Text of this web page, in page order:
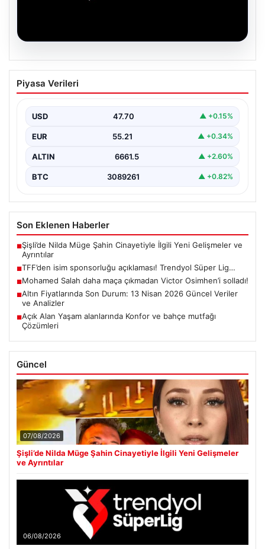
TFF’den isim sponsorluğu açıklaması!
Trendyol Süper Lig…
Piyasa Verileri
USD 47.70 ▲ +0.15%
EUR 55.21 ▲ +0.34%
ALTIN 6661.5 ▲ +2.60%
BTC 3089261 ▲ +0.82%
Son Eklenen Haberler
■Şişli’de Nilda Müge Şahin Cinayetiyle İlgili Yeni Gelişmeler ve
Ayrıntılar
■TFF’den isim sponsorluğu açıklaması! Trendyol Süper Lig…
■Mohamed Salah daha maça çıkmadan Victor Osimhen’i solladı!
■Altın Fiyatlarında Son Durum: 13 Nisan 2026 Güncel Veriler
ve Analizler
■Açık Alan Yaşam alanlarında Konfor ve bahçe mutfağı
Çözümleri
Güncel
07/08/2026
Şişli’de Nilda Müge Şahin Cinayetiyle İlgili Yeni Gelişmeler
ve Ayrıntılar
06/08/2026